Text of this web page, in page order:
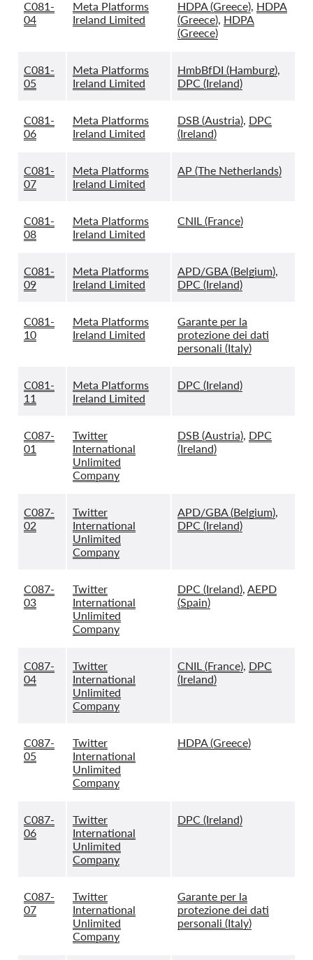
C081-
04
Meta Platforms
Ireland Limited
HDPA (Greece), HDPA
(Greece), HDPA
(Greece)
C081-
05
Meta Platforms
Ireland Limited
HmbBfDI (Hamburg),
DPC (Ireland)
C081-
06
Meta Platforms
Ireland Limited
DSB (Austria), DPC
(Ireland)
C081-
07
Meta Platforms
Ireland Limited
AP (The Netherlands)
C081-
08
Meta Platforms
Ireland Limited
CNIL (France)
C081-
09
Meta Platforms
Ireland Limited
APD/GBA (Belgium),
DPC (Ireland)
C081-
10
Meta Platforms
Ireland Limited
Garante per la
protezione dei dati
personali (Italy)
C081-
11
Meta Platforms
Ireland Limited
DPC (Ireland)
C087-
01
Twitter
International
Unlimited
Company
DSB (Austria), DPC
(Ireland)
C087-
02
Twitter
International
Unlimited
Company
APD/GBA (Belgium),
DPC (Ireland)
C087-
03
Twitter
International
Unlimited
Company
DPC (Ireland), AEPD
(Spain)
C087-
04
Twitter
International
Unlimited
Company
CNIL (France), DPC
(Ireland)
C087-
05
Twitter
International
Unlimited
Company
HDPA (Greece)
C087-
06
Twitter
International
Unlimited
Company
DPC (Ireland)
C087-
07
Twitter
International
Unlimited
Company
Garante per la
protezione dei dati
personali (Italy)